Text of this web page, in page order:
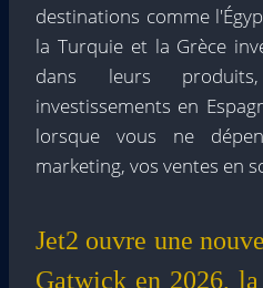
destinations comme
la Turquie et la Grèce
dans leurs
investissements en
lorsque vous ne
marketing, vos ventes en
Jet2 ouvre une
Gatwick en 2026,